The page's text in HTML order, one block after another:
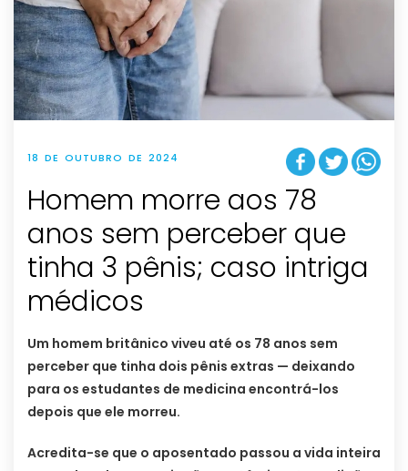
18 DE OUTUBRO DE 2024
Homem morre aos 78
anos sem perceber que
tinha 3 pênis; caso intriga
médicos
Um homem britânico viveu até os 78 anos sem
perceber que tinha dois pênis extras — deixando
para os estudantes de medicina encontrá-los
depois que ele morreu.
Acredita-se que o aposentado passou a vida inteira